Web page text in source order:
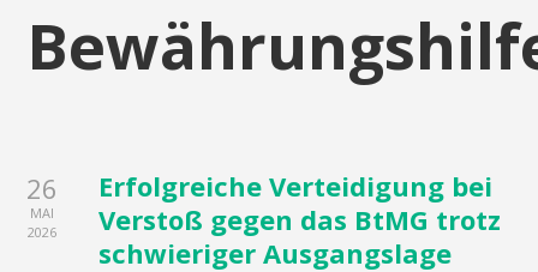
26
MAI
2026
Erfolgreiche Verteidigung bei
Verstoß gegen das BtMG trotz
schwieriger Ausgangslage